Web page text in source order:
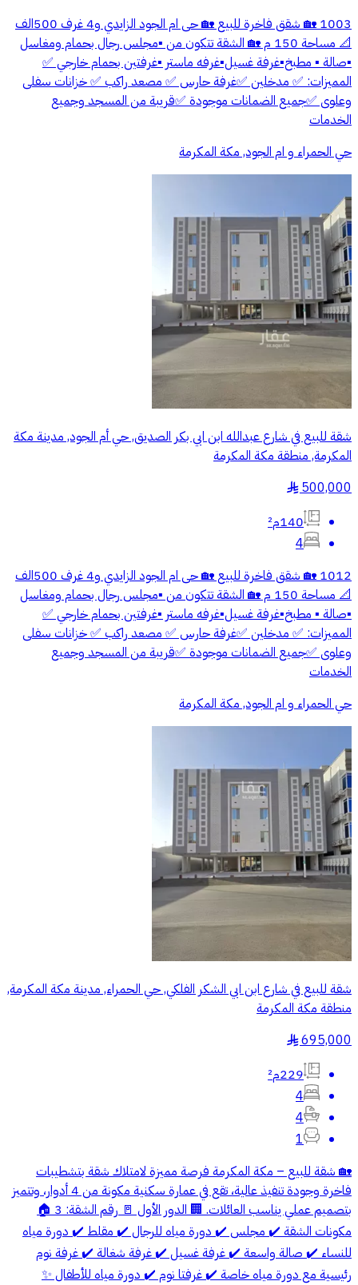
1003 🏡 شقق فاخرة للبيع 🏡 حى ام الجود الزايدي و4 غرف 500الف
📐 مساحة 150 م 🏡 الشقة تتكون من ▪️مجلس رجال بحمام ومغاسل
▪️صالة ▪️ مطبخ▪️غرفة غسيل▪️غرفه ماستر ▪️غرفتين بحمام خارجي ✅
المميزات: ✅ مدخلين ✅غرفة حارس ✅ مصعد راكب ✅ خزانات سفلى
وعلوى ✅جميع الضمانات موجودة ✅قريبة من المسجد وجميع
الخدمات
حي الحمراء و ام الجود, مكة المكرمة
شقة للبيع في شارع عبدالله ابن ابي بكر الصديق, حي أم الجود, مدينة مكة
المكرمة, منطقة مكة المكرمة
500,000
§
140م²
4
1012 🏡 شقق فاخرة للبيع 🏡 حى ام الجود الزايدي و4 غرف 500الف
📐 مساحة 150 م 🏡 الشقة تتكون من ▪️مجلس رجال بحمام ومغاسل
▪️صالة ▪️ مطبخ▪️غرفة غسيل▪️غرفه ماستر ▪️غرفتين بحمام خارجي ✅
المميزات: ✅ مدخلين ✅غرفة حارس ✅ مصعد راكب ✅ خزانات سفلى
وعلوى ✅جميع الضمانات موجودة ✅قريبة من المسجد وجميع
الخدمات
حي الحمراء و ام الجود, مكة المكرمة
شقة للبيع في شارع ابن ابي الشكر الفلكي, حي الحمراء, مدينة مكة المكرمة,
منطقة مكة المكرمة
695,000
§
229م²
4
4
1
🏡 شقة للبيع – مكة المكرمة فرصة مميزة لامتلاك شقة بتشطيبات
فاخرة وجودة تنفيذ عالية، تقع في عمارة سكنية مكونة من 4 أدوار، وتتميز
بتصميم عملي يناسب العائلات. 🏢 الدور الأول 🚪 رقم الشقة: 3 🏠
مكونات الشقة ✔️ مجلس ✔️ دورة مياه للرجال ✔️ مقلط ✔️ دورة مياه
للنساء ✔️ صالة واسعة ✔️ غرفة غسيل ✔️ غرفة شغالة ✔️ غرفة نوم
رئيسية مع دورة مياه خاصة ✔️ غرفتا نوم ✔️ دورة مياه للأطفال ✨